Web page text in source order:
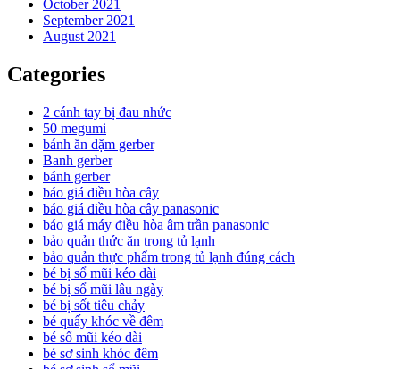
October 2021
September 2021
August 2021
Categories
2 cánh tay bị đau nhức
50 megumi
bánh ăn dặm gerber
Banh gerber
bánh gerber
báo giá điều hòa cây
báo giá điều hòa cây panasonic
báo giá máy điều hòa âm trần panasonic
bảo quản thức ăn trong tủ lạnh
bảo quản thực phẩm trong tủ lạnh đúng cách
bé bị sổ mũi kéo dài
bé bị sổ mũi lâu ngày
bé bị sốt tiêu chảy
bé quấy khóc về đêm
bé sổ mũi kéo dài
bé sơ sinh khóc đêm